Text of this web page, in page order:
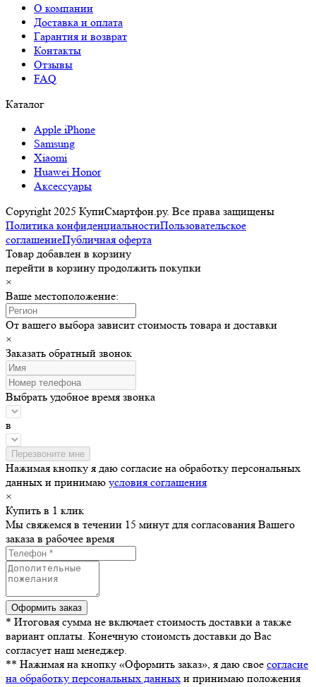
О компании
Доставка и оплата
Гарантия и возврат
Контакты
Отзывы
FAQ
Каталог
Apple iPhone
Samsung
Xiaomi
Huawei Honor
Аксессуары
Copyright 2025 КупиСмартфон.ру. Все права защищены
Политика конфиденциальностиПользовательское
соглашениеПубличная оферта
Товар добавлен в корзину
перейти в корзину продолжить покупки
×
Ваше местоположение:
От вашего выбора зависит стоимость товара и доставки
×
Заказать обратный звонок
Выбрать удобное время звонка
в
Нажимая кнопку я даю согласие на обработку персональных
данных и принимаю условия соглашения
×
Купить в 1 клик
Мы свяжемся в течении 15 минут для согласования Вашего
заказа в рабочее время
* Итоговая сумма не включает стоимость доставки а также
вариант оплаты. Конечную стоиомсть доставки до Вас
согласует наш менеджер.
** Нажимая на кнопку «Оформить заказ», я даю свое согласие
на обработку персональных данных и принимаю положения